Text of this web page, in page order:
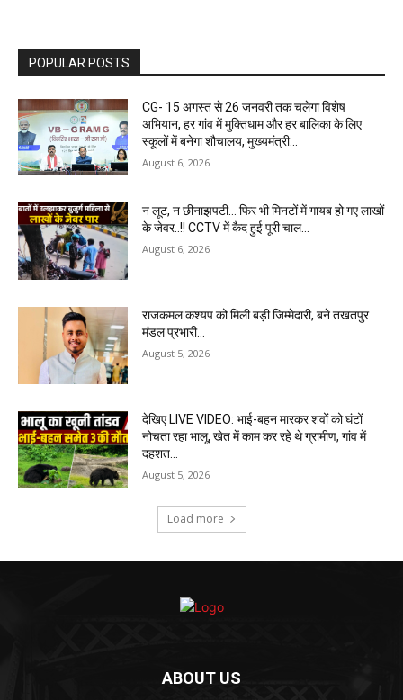
POPULAR POSTS
CG- 15 अगस्त से 26 जनवरी तक चलेगा विशेष
अभियान, हर गांव में मुक्तिधाम और हर बालिका के लिए
स्कूलों में बनेगा शौचालय, मुख्यमंत्री...
August 6, 2026
न लूट, न छीनाझपटी… फिर भी मिनटों में गायब हो गए लाखों
के जेवर..!! CCTV में कैद हुई पूरी चाल…
August 6, 2026
राजकमल कश्यप को मिली बड़ी जिम्मेदारी, बने तखतपुर
मंडल प्रभारी…
August 5, 2026
देखिए LIVE VIDEO: भाई-बहन मारकर शवों को घंटों
नोचता रहा भालू, खेत में काम कर रहे थे ग्रामीण, गांव में
दहशत…
August 5, 2026
Load more
ABOUT US